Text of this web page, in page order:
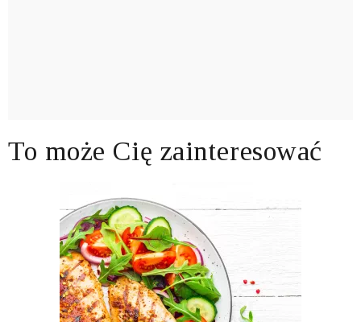
To może Cię zainteresować